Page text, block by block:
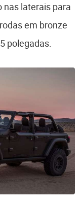
nas laterais para
em bronze
polegadas.